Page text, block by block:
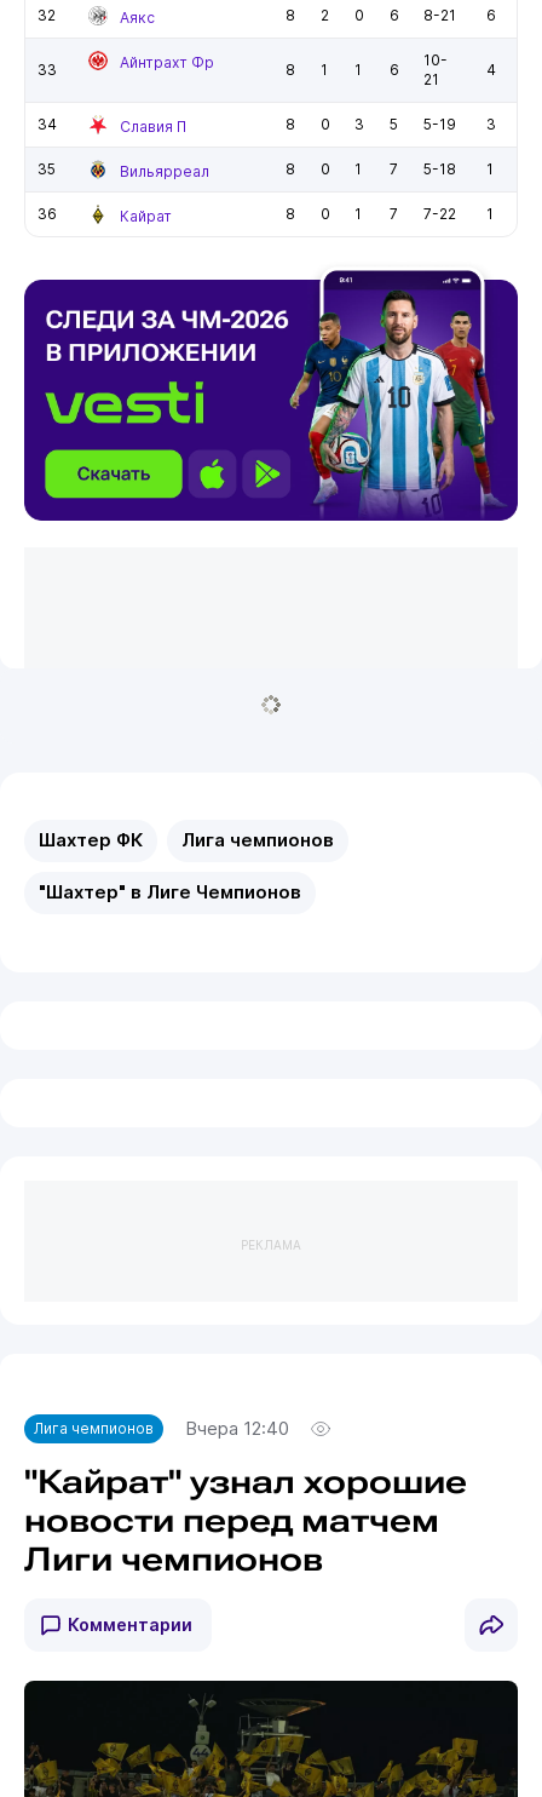
32 Аякс 8 2 0 6 8-21 6
33 Айнтрахт Фр 8 1 1 6
10-
21
4
34 Славия П 8 0 3 5 5-19 3
35 Вильярреал 8 0 1 7 5-18 1
36 Кайрат 8 0 1 7 7-22 1
Шахтер ФК Лига чемпионов
"Шахтер" в Лиге Чемпионов
РЕКЛАМА
Лига чемпионов Вчера 12:40
"Кайрат" узнал хорошие
новости перед матчем
Лиги чемпионов
Комментарии